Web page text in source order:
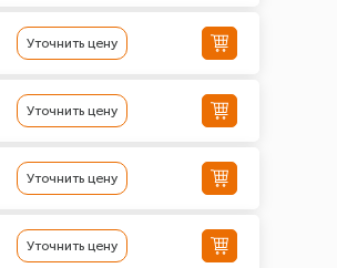
Уточнить цену
Уточнить цену
Уточнить цену
Уточнить цену